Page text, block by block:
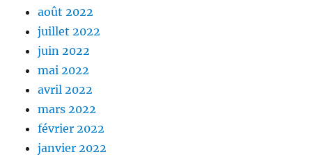
août 2022
juillet 2022
juin 2022
mai 2022
avril 2022
mars 2022
février 2022
janvier 2022